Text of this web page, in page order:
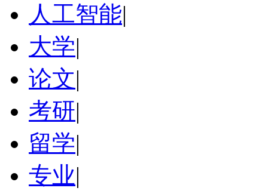
人工智能|
大学|
论文|
考研|
留学|
专业|